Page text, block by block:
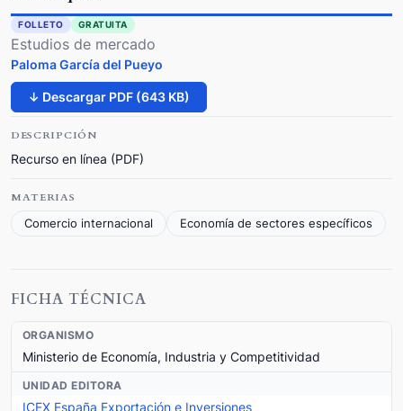
FOLLETO GRATUITA
Estudios de mercado
Paloma García del Pueyo
↓ Descargar PDF (643 KB)
DESCRIPCIÓN
Recurso en línea (PDF)
MATERIAS
Comercio internacional
Economía de sectores específicos
FICHA TÉCNICA
ORGANISMO
Ministerio de Economía, Industria y Competitividad
UNIDAD EDITORA
ICEX España Exportación e Inversiones